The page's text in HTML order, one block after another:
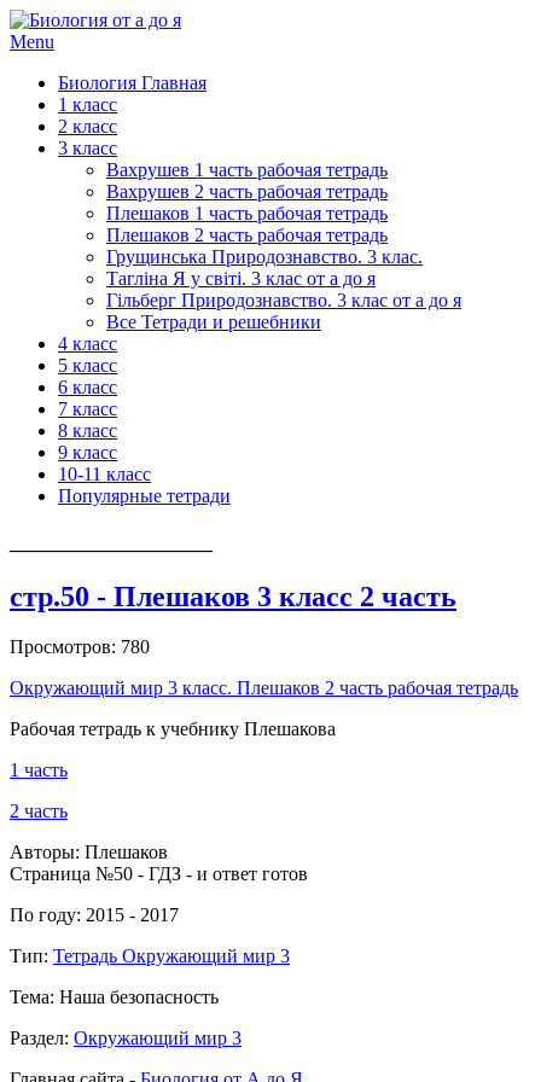
Menu
Биология Главная
1 класс
2 класс
3 класс
Вахрушев 1 часть рабочая тетрадь
Вахрушев 2 часть рабочая тетрадь
Плешаков 1 часть рабочая тетрадь
Плешаков 2 часть рабочая тетрадь
Грущинська Природознавство. 3 клас.
Тагліна Я у світі. 3 клас от а до я
Гільберг Природознавство. 3 клас от а до я
Все Тетради и решебники
4 класс
5 класс
6 класс
7 класс
8 класс
9 класс
10-11 класс
Популярные тетради
стр.50 - Плешаков 3 класс 2 часть
Просмотров: 780
Окружающий мир 3 класс. Плешаков 2 часть рабочая тетрадь
Рабочая тетрадь к учебнику Плешакова
1 часть
2 часть
Авторы: Плешаков
Страница №50 - ГДЗ - и ответ готов
По году: 2015 - 2017
Тип: Тетрадь Окружающий мир 3
Тема: Наша безопасность
Раздел: Окружающий мир 3